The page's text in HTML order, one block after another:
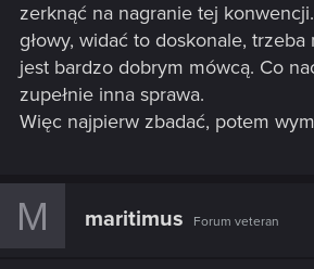
zerknąć na nagranie tej
głowy, widać to doskonale,
jest bardzo dobrym mówcą. Co
zupełnie inna sprawa.
Więc najpierw zbadać, potem
M maritimus Forum veteran